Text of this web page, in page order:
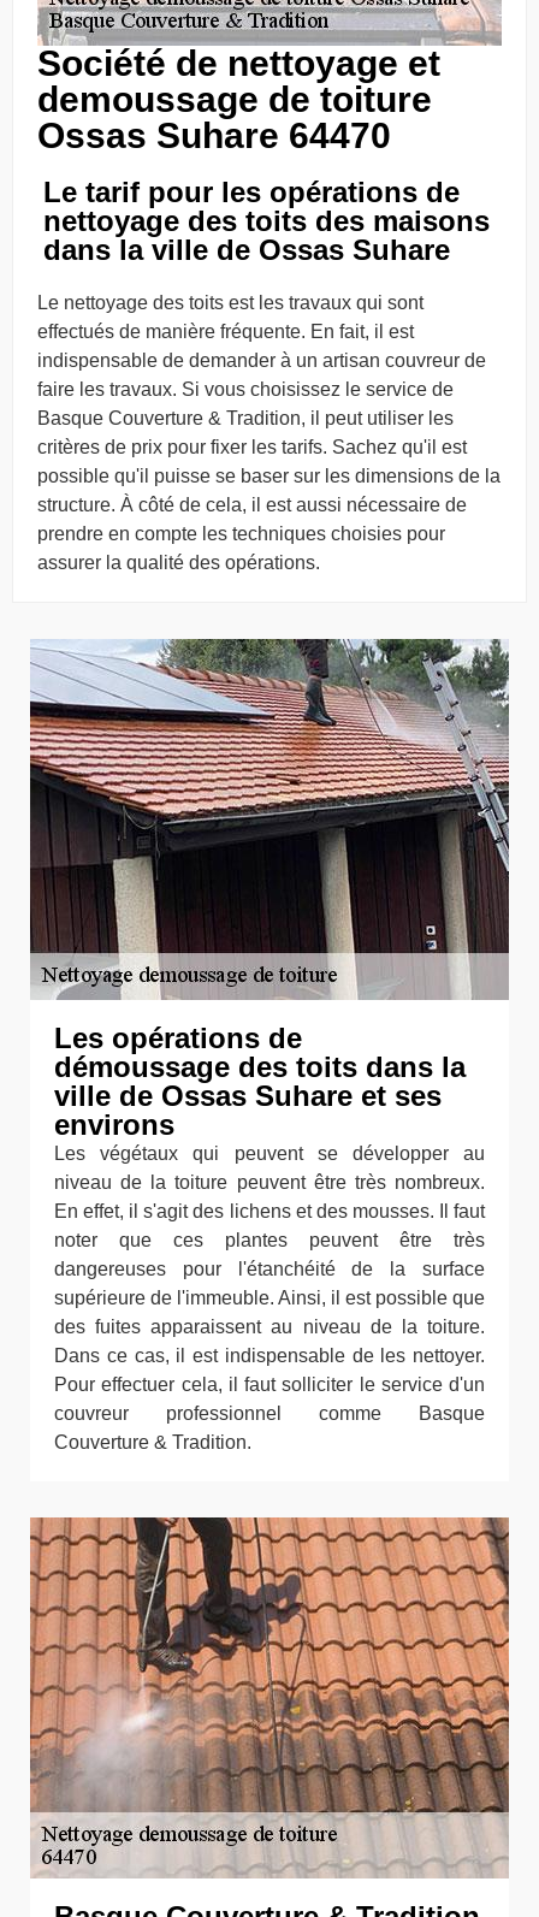
Société de nettoyage et
demoussage de toiture
Ossas Suhare 64470
Le tarif pour les opérations de
nettoyage des toits des maisons
dans la ville de Ossas Suhare
Le nettoyage des toits est les travaux qui sont
effectués de manière fréquente. En fait, il est
indispensable de demander à un artisan couvreur de
faire les travaux. Si vous choisissez le service de
Basque Couverture & Tradition, il peut utiliser les
critères de prix pour fixer les tarifs. Sachez qu'il est
possible qu'il puisse se baser sur les dimensions de la
structure. À côté de cela, il est aussi nécessaire de
prendre en compte les techniques choisies pour
assurer la qualité des opérations.
Les opérations de
démoussage des toits dans la
ville de Ossas Suhare et ses
environs
Les végétaux qui peuvent se développer au
niveau de la toiture peuvent être très nombreux.
En effet, il s'agit des lichens et des mousses. Il faut
noter que ces plantes peuvent être très
dangereuses pour l'étanchéité de la surface
supérieure de l'immeuble. Ainsi, il est possible que
des fuites apparaissent au niveau de la toiture.
Dans ce cas, il est indispensable de les nettoyer.
Pour effectuer cela, il faut solliciter le service d'un
couvreur professionnel comme Basque
Couverture & Tradition.